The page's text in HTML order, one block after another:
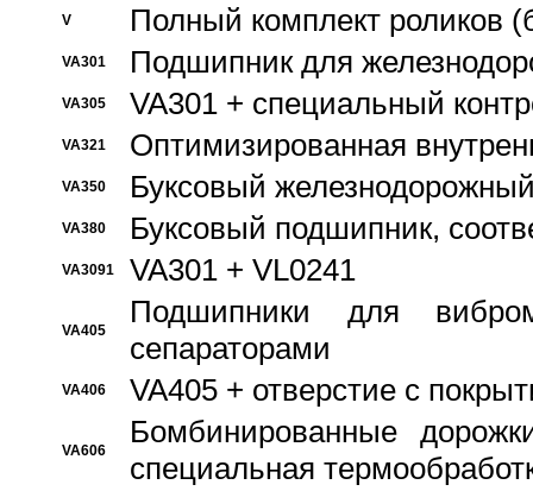
V Полный комплект роликов
VA301 Подшипник для
VA305 VA301 + специальный
VA321 Оптимизированная
VA350 Буксовый
VA380 Буксовый подшипник,
VA3091 VA301 + VL0241
VA405
Подшипники для
сепараторами
VA406 VA405 + отверстие с
VA606
Бомбинированные
специальная